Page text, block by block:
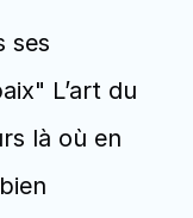
ses
L’art du
là où en